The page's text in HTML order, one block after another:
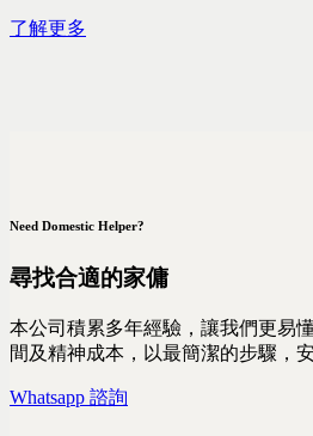
了解更多
Need Domestic Helper?
尋找合適的家傭
本公司積累多年經驗，讓我們更易
間及精神成本，以最簡潔的步驟，
Whatsapp 諮詢